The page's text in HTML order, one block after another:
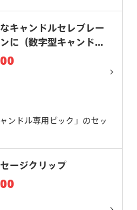
キャンドルセレブレー
に（数字型キャンド
ンドル専用ピック」のセッ
ージクリップ